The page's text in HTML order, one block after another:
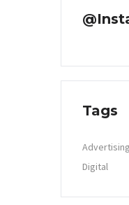
Tags
Advertising
Digital